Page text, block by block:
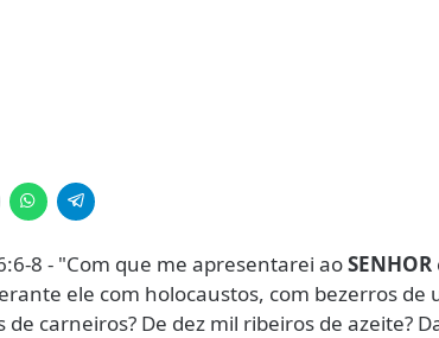
8 - "Com que me apresentarei aoSENHOR
ele com holocaustos, com bezerros de
de carneiros? De dez mil ribeiros de azeite?